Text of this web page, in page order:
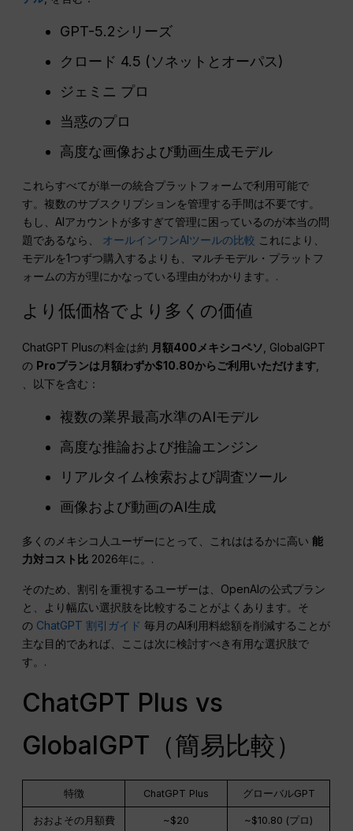
GPT-5.2シリーズ
クロード 4.5 (ソネットとオーパス)
ジェミニ プロ
当惑のプロ
高度な画像および動画生成モデル
これらすべてが単一の統合プラットフォームで利用可能で
す。複数のサブスクリプションを管理する手間は不要です。
もし、AIアカウントが多すぎて管理に困っているのが本当の問
題であるなら、 オールインワンAIツールの比較 これにより、
モデルを1つずつ購入するよりも、マルチモデル・プラットフ
ォームの方が理にかなっている理由がわかります。.
より低価格でより多くの価値
ChatGPT Plusの料金は約 月額400メキシコペソ , GlobalGPT
の Proプランは月額わずか$10.80からご利用いただけます
、以下を含む：
複数の業界最高水準のAIモデル
高度な推論および推論エンジン
リアルタイム検索および調査ツール
画像および動画のAI生成
多くのメキシコ人ユーザーにとって、これははるかに高い能
力対コスト比 2026年に。.
そのため、割引を重視するユーザーは、OpenAIの公式プラン
と、より幅広い選択肢を比較することがよくあります。そ
の ChatGPT 割引ガイド 毎月のAI利用料総額を削減することが
主な目的であれば、ここは次に検討すべき有用な選択肢で
す。.
ChatGPT Plus vs
GlobalGPT（簡易比較）
特徴 ChatGPT Plus グローバルGPT
おおよその月額費
~$20
~$10.80 (プロ)